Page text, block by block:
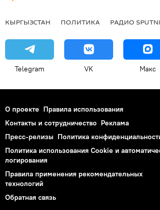
КЫРГЫЗСТАН ПОЛИТИКА РАДИО
Telegram VK Макс
О проекте Правила использования
Контакты и сотрудничество Реклама
Пресс-релизы Политика
Политика использования Cookie и
логирования
Правила применения рекомендательных
технологий
Обратная связь